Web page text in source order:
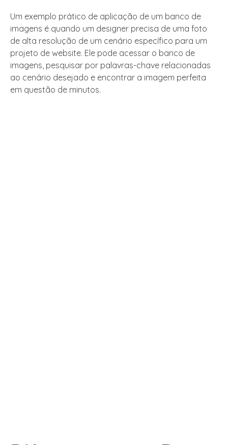
Um exemplo prático de aplicação de um banco de
imagens é quando um designer precisa de uma foto
de alta resolução de um cenário específico para um
projeto de website. Ele pode acessar o banco de
imagens, pesquisar por palavras-chave relacionadas
ao cenário desejado e encontrar a imagem perfeita
em questão de minutos.